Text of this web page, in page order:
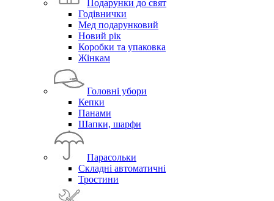
Подарунки до свят
Годівнички
Мед подарунковий
Новий рік
Коробки та упаковка
Жінкам
Головні убори
Кепки
Панами
Шапки, шарфи
Парасольки
Складні автоматичні
Тростини